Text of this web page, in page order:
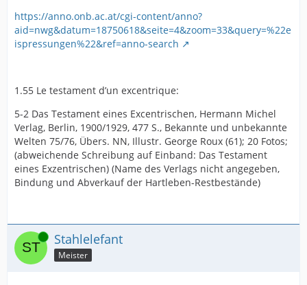
https://anno.onb.ac.at/cgi-content/anno?
aid=nwg&datum=18750618&seite=4&zoom=33&query=%22e
ispressungen%22&ref=anno-search
1.55 Le testament d’un excentrique:
5-2 Das Testament eines Excentrischen, Hermann Michel
Verlag, Berlin, 1900/1929, 477 S., Bekannte und unbekannte
Welten 75/76, Übers. NN, Illustr. George Roux (61); 20 Fotos;
(abweichende Schreibung auf Einband: Das Testament
eines Exzentrischen) (Name des Verlags nicht angegeben,
Bindung und Abverkauf der Hartleben-Restbestände)
Online Stahlelefant
Meister